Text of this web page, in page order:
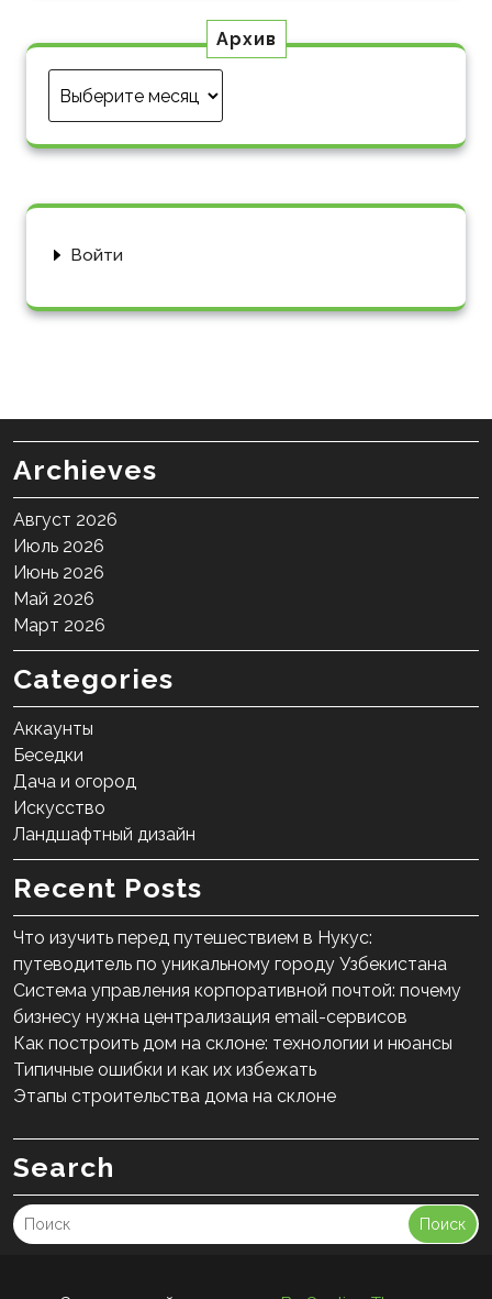
Архив
Войти
Archieves
Август 2026
Июль 2026
Июнь 2026
Май 2026
Март 2026
Categories
Аккаунты
Беседки
Дача и огород
Искусство
Ландшафтный дизайн
Recent Posts
Что изучить перед путешествием в Нукус:
путеводитель по уникальному городу Узбекистана
Система управления корпоративной почтой: почему
бизнесу нужна централизация email-сервисов
Как построить дом на склоне: технологии и нюансы
Типичные ошибки и как их избежать
Этапы строительства дома на склоне
Search
Поиск